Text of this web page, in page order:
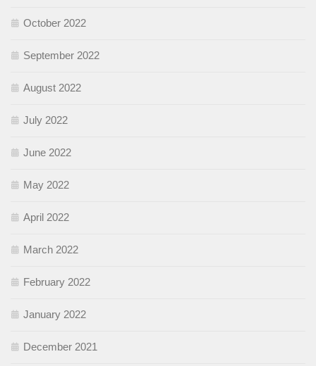
October 2022
September 2022
August 2022
July 2022
June 2022
May 2022
April 2022
March 2022
February 2022
January 2022
December 2021